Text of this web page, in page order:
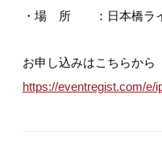
・場 所 ：日本橋ライ
お申し込みはこちらから
https://eventregist.com/e/